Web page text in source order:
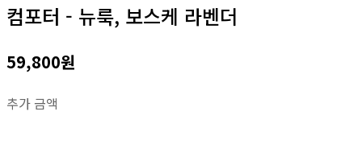
컴포터 - 뉴룩, 보스케 라벤더
59,800원
추가 금액